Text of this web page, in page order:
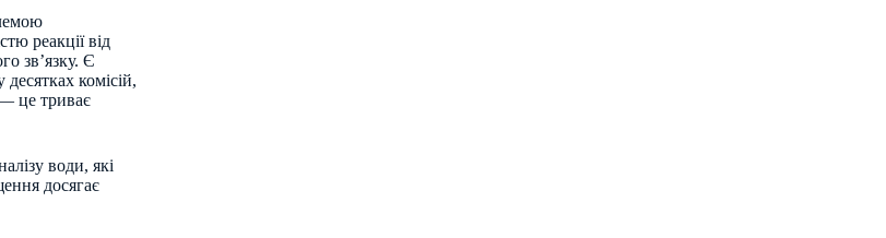
реакції від
звʼязку. Є
комісій,
— це триває
води, які
досягає